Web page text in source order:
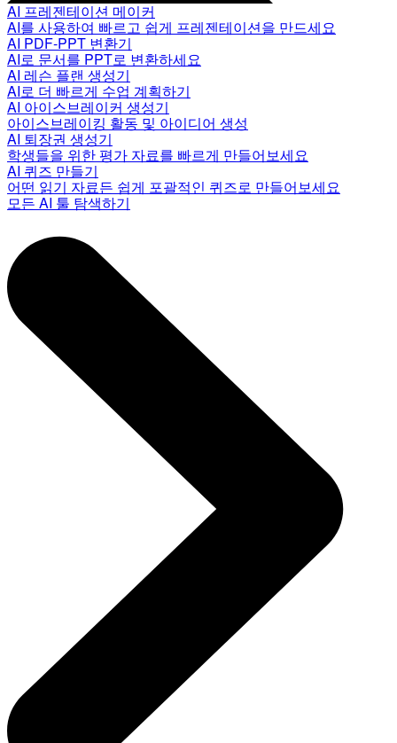
AI 프레젠테이션 메이커
AI를 사용하여 빠르고 쉽게 프레젠테이션을 만드세요
AI PDF-PPT 변환기
AI로 문서를 PPT로 변환하세요
AI 레슨 플랜 생성기
AI로 더 빠르게 수업 계획하기
AI 아이스브레이커 생성기
아이스브레이킹 활동 및 아이디어 생성
AI 퇴장권 생성기
학생들을 위한 평가 자료를 빠르게 만들어보세요
AI 퀴즈 만들기
어떤 읽기 자료든 쉽게 포괄적인 퀴즈로 만들어보세요
모든 AI 툴 탐색하기